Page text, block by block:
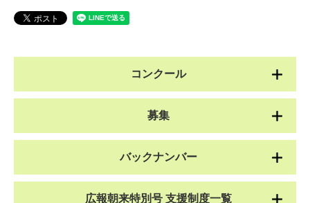
コンクール
募集
バックナンバー
広報朝来特別号 支援制度一覧